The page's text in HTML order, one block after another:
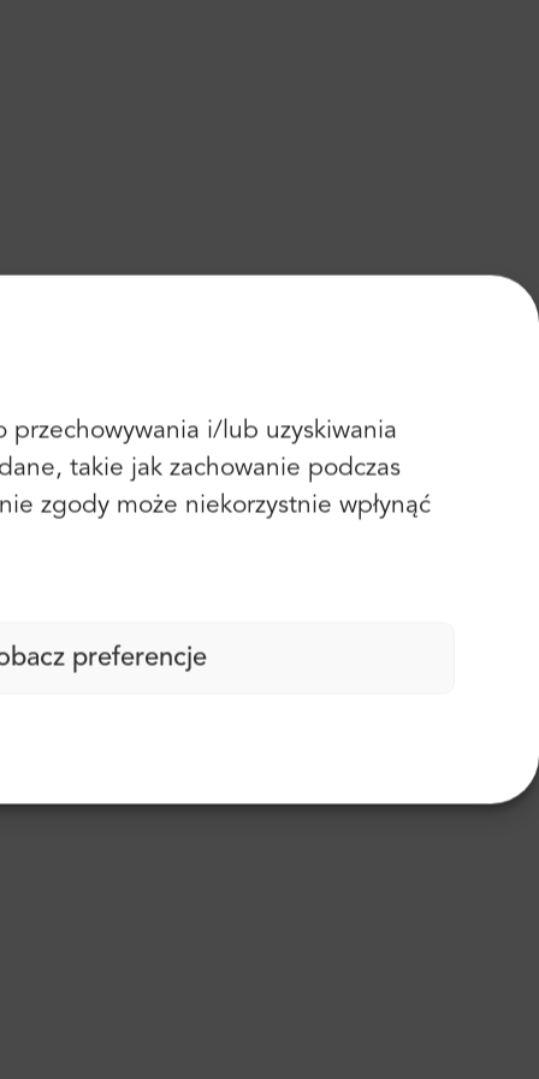
i/lub uzyskiwania
takie jak zachowanie podczas
zgody może niekorzystnie wpłynąć
preferencje